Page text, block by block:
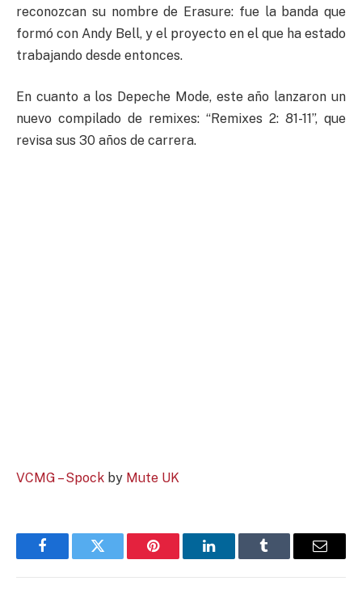
reconozcan su nombre de Erasure: fue la banda que
formó con Andy Bell, y el proyecto en el que ha estado
trabajando desde entonces.
En cuanto a los Depeche Mode, este año lanzaron un
nuevo compilado de remixes: “Remixes 2: 81-11”, que
revisa sus 30 años de carrera.
VCMG – Spock by Mute UK
FacebookTwitter Pinterest LinkedInTumblr Email